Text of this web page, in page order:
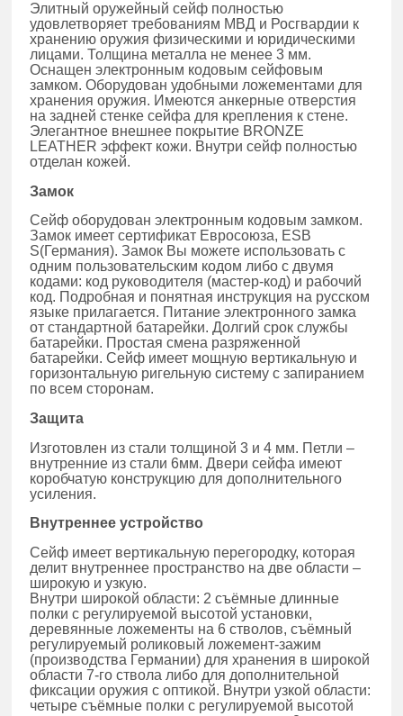
Элитный оружейный сейф полностью
удовлетворяет требованиям МВД и Росгвардии к
хранению оружия физическими и юридическими
лицами. Толщина металла не менее 3 мм.
Оснащен электронным кодовым сейфовым
замком. Оборудован удобными ложементами для
хранения оружия. Имеются анкерные отверстия
на задней стенке сейфа для крепления к стене.
Элегантное внешнее покрытие BRONZE
LEATHER эффект кожи. Внутри сейф полностью
отделан кожей.
Замок
Cейф оборудован электронным кодовым замком.
Замок имеет сертификат Евросоюза, ESB
S(Германия). Замок Вы можете использовать с
одним пользовательским кодом либо с двумя
кодами: код руководителя (мастер-код) и рабочий
код. Подробная и понятная инструкция на русском
языке прилагается. Питание электронного замка
от стандартной батарейки. Долгий срок службы
батарейки. Простая смена разряженной
батарейки. Сейф имеет мощную вертикальную и
горизонтальную ригельную систему с запиранием
по всем сторонам.
Защита
Изготовлен из стали толщиной 3 и 4 мм. Петли –
внутренние из стали 6мм. Двери сейфа имеют
коробчатую конструкцию для дополнительного
усиления.
Внутреннее устройство
Сейф имеет вертикальную перегородку, которая
делит внутреннее пространство на две области –
широкую и узкую.
Внутри широкой области: 2 съёмные длинные
полки с регулируемой высотой установки,
деревянные ложементы на 6 стволов, съёмный
регулируемый роликовый ложемент-зажим
(производства Германии) для хранения в широкой
области 7-го ствола либо для дополнительной
фиксации оружия с оптикой. Внутри узкой области:
четыре съёмные полки с регулируемой высотой